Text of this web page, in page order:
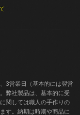
3営業日（基本的には翌営
弊社製品は、基本的に受
関しては職人の手作りの
す。納期は時期や商品に